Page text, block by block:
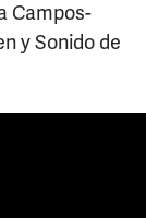
Campos-
y Sonido de